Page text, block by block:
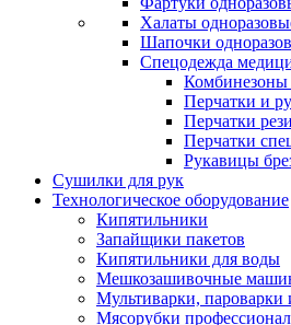
Халаты
Шапочки
Спецодежда
Комбинезоны
Перчатки и
Перчатки
Перчатки
Рукавицы
Сушилки для рук
Технологическое оборудование
Кипятильники
Запайщики пакетов
Кипятильники для воды
Мешкозашивочные
Мультиварки, пароварки
Мясорубки